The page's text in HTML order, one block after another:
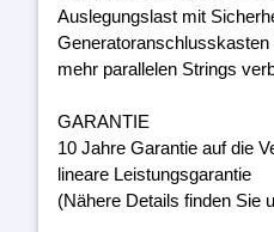
Auslegungslast mit
mehr parallelen Strings
GARANTIE
10 Jahre Garantie auf die
lineare Leistungsgarantie
(Nähere Details finden Sie